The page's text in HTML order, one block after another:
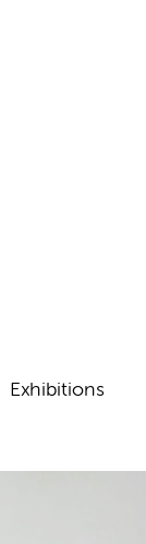
Exhibitions